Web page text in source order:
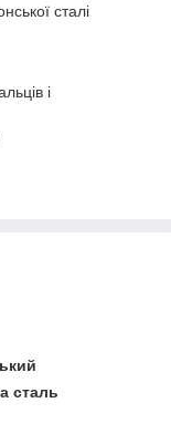
сталі
і
сталь